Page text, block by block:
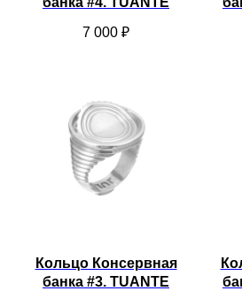
7 000 ₽
Кольцо Консервная
банка #3. TUANTE